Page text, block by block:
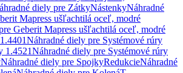
diely pre ZátkyNástenkyNáhradné
Mapress ušľachtilá oceľ, modré
Geberit Mapress ušľachtilá oceľ, modré
Náhradné diely pre Systémové rúry
1.4521Náhradné diely pre Systémové rúry
Náhradné diely pre SpojkyRedukcieNáhradné